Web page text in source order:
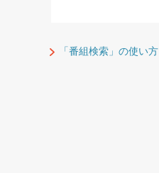
「番組検索」の使い方